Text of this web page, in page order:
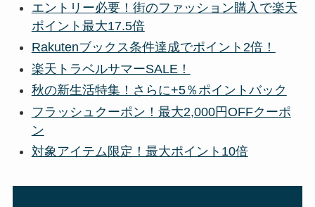
エントリー必要！街のファッション購入で楽天
ポイント最大17.5倍
Rakutenブックス条件達成でポイント2倍！
楽天トラベルサマーSALE！
秋の新生活特集！さらに+5％ポイントバック
フラッシュクーポン！最大2,000円OFFクーポ
ン
対象アイテム限定！最大ポイント10倍